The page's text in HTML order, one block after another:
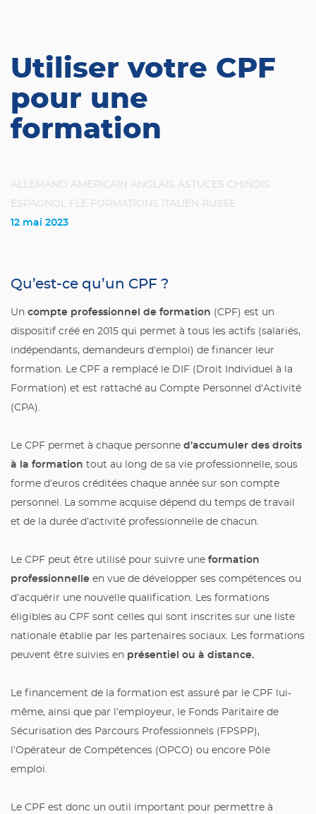
Utiliser votre CPF
pour une
formation
ALLEMAND AMÉRICAIN ANGLAIS ASTUCES CHINOIS
ESPAGNOL FLE FORMATIONS ITALIEN RUSSE
12 mai 2023
Qu’est-ce qu’un CPF ?
Un compte professionnel de formation (CPF) est un
dispositif créé en 2015 qui permet à tous les actifs (salariés,
indépendants, demandeurs d’emploi) de financer leur
formation. Le CPF a remplacé le DIF (Droit Individuel à la
Formation) et est rattaché au Compte Personnel d’Activité
(CPA).
Le CPF permet à chaque personne d’accumuler des droits
à la formation tout au long de sa vie professionnelle, sous
forme d’euros créditées chaque année sur son compte
personnel. La somme acquise dépend du temps de travail
et de la durée d’activité professionnelle de chacun.
Le CPF peut être utilisé pour suivre une formation
professionnelle en vue de développer ses compétences ou
d’acquérir une nouvelle qualification. Les formations
éligibles au CPF sont celles qui sont inscrites sur une liste
nationale établie par les partenaires sociaux. Les formations
peuvent être suivies en présentiel ou à distance.
Le financement de la formation est assuré par le CPF lui-
même, ainsi que par l’employeur, le Fonds Paritaire de
Sécurisation des Parcours Professionnels (FPSPP),
l’Opérateur de Compétences (OPCO) ou encore Pôle
emploi.
Le CPF est donc un outil important pour permettre à